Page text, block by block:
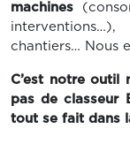
machines
chantiers… Nous
C’est notre outil
pas de classeur
tout se fait dans